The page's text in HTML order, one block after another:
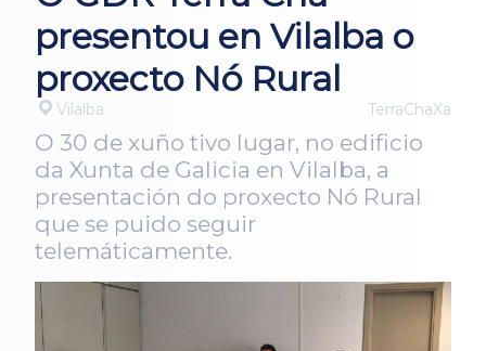
presentou en Vilalba o
proxecto Nó Rural
Vilalba TerraChaXa
O 30 de xuño tivo lugar, no edificio
da Xunta de Galicia en Vilalba, a
presentación do proxecto Nó Rural
que se puido seguir
telemáticamente.